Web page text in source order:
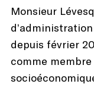
Monsieur
depuis février
comme membre